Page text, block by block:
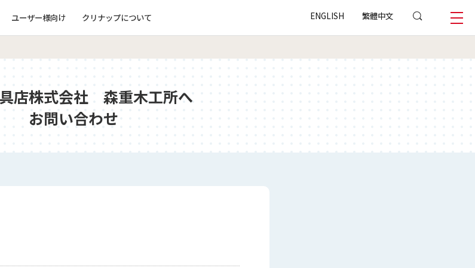
ユーザー様向け クリナップについて ENGLISH 繁體中文
店株式会社 森重木工所へ
お問い合わせ